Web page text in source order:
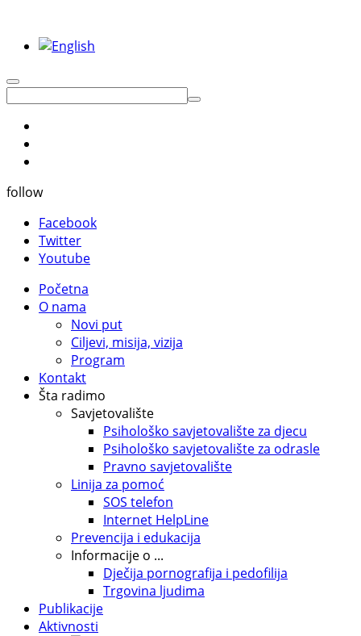
follow
Facebook
Twitter
Youtube
Početna
O nama
Novi put
Ciljevi, misija, vizija
Program
Kontakt
Šta radimo
Savjetovalište
Psihološko savjetovalište za djecu
Psihološko savjetovalište za odrasle
Pravno savjetovalište
Linija za pomoć
SOS telefon
Internet HelpLine
Prevencija i edukacija
Informacije o ...
Dječija pornografija i pedofilija
Trgovina ljudima
Publikacije
Aktivnosti